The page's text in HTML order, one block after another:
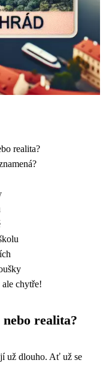
realita?
chytře!
realita?
už dlouho. Ať už se